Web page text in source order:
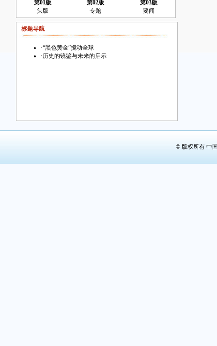
第01版
头版
第02版
专题
第03版
要闻
标题导航
·“黑色黄金”搅动全球
·历史的镜鉴与未来的启示
© 版权所有 中